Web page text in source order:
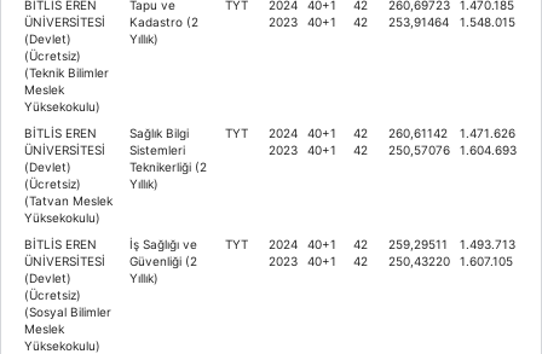
BİTLİS EREN
ÜNİVERSİTESİ
(Devlet)
(Ücretsiz)
(Teknik Bilimler
Meslek
Yüksekokulu)
Tapu ve
Kadastro (2
Yıllık)
TYT
2024
2023
40+1
40+1
42
42
260,69723
253,91464
1.470.185
1.548.015
BİTLİS EREN
ÜNİVERSİTESİ
(Devlet)
(Ücretsiz)
(Tatvan Meslek
Yüksekokulu)
Sağlık Bilgi
Sistemleri
Teknikerliği (2
Yıllık)
TYT
2024
2023
40+1
40+1
42
42
260,61142
250,57076
1.471.626
1.604.693
BİTLİS EREN
ÜNİVERSİTESİ
(Devlet)
(Ücretsiz)
(Sosyal Bilimler
Meslek
Yüksekokulu)
İş Sağlığı ve
Güvenliği (2
Yıllık)
TYT
2024
2023
40+1
40+1
42
42
259,29511
250,43220
1.493.713
1.607.105